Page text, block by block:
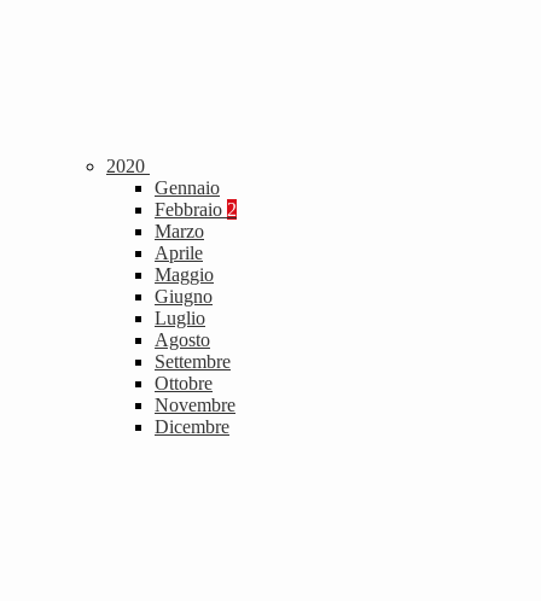
2020
Gennaio
Febbraio 2
Marzo
Aprile
Maggio
Giugno
Luglio
Agosto
Settembre
Ottobre
Novembre
Dicembre